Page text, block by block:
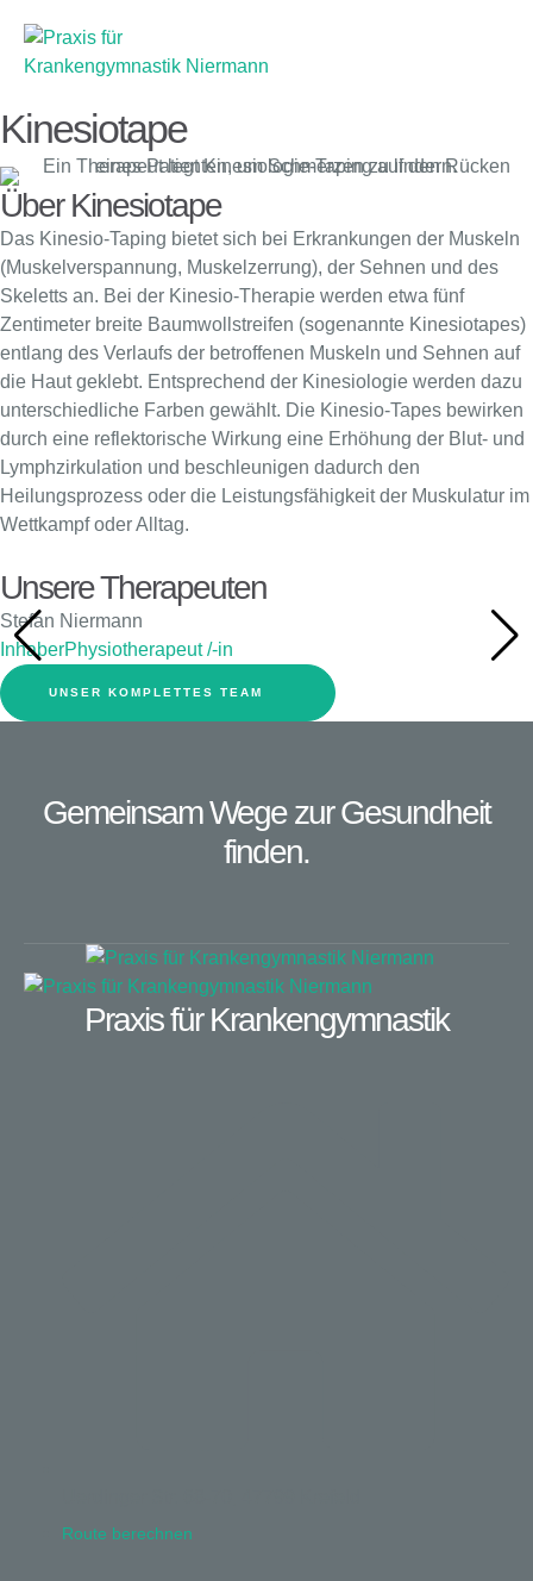
Kinesiotape
Über Kinesiotape
Das Kinesio-Taping bietet sich bei Erkrankungen der Muskeln
(Muskelverspannung, Muskelzerrung), der Sehnen und des
Skeletts an. Bei der Kinesio-Therapie werden etwa fünf
Zentimeter breite Baumwollstreifen (sogenannte Kinesiotapes)
entlang des Verlaufs der betroffenen Muskeln und Sehnen auf
die Haut geklebt. Entsprechend der Kinesiologie werden dazu
unterschiedliche Farben gewählt. Die Kinesio-Tapes bewirken
durch eine reflektorische Wirkung eine Erhöhung der Blut- und
Lymphzirkulation und beschleunigen dadurch den
Heilungsprozess oder die Leistungsfähigkeit der Muskulatur im
Wettkampf oder Alltag.
Unsere Therapeuten
Stefan Niermann
InhaberPhysiotherapeut /-in
UNSER KOMPLETTES TEAM
Gemeinsam Wege zur Gesundheit
finden.
Praxis für Krankengymnastik
Route berechnen